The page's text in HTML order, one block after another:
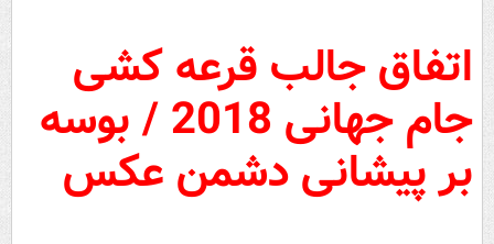
اتفاق جالب قرعه کشی
جام جهانی 2018 / بوسه
بر پیشانی دشمن عکس